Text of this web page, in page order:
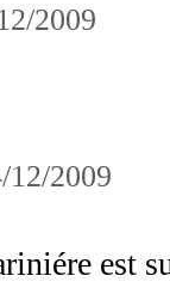
2009
12/2009
est